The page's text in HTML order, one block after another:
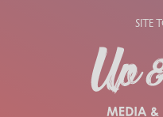
SITE